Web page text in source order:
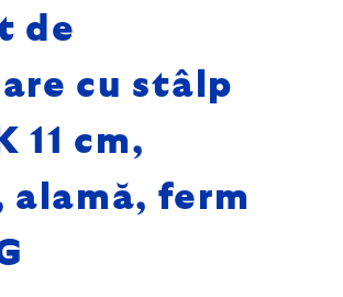
de
cu stâlp
11 cm,
alamă, ferm